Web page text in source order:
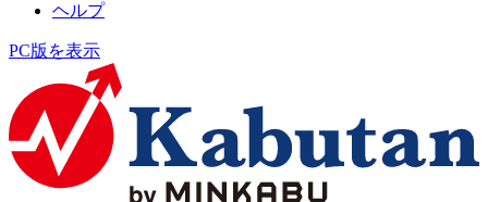
ヘルプ
PC版を表示